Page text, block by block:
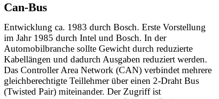
Can-Bus
Entwicklung ca. 1983 durch Bosch. Erste Vorstellung
im Jahr 1985 durch Intel und Bosch. In der
Automobilbranche sollte Gewicht durch reduzierte
Kabellängen und dadurch Ausgaben reduziert werden.
Das Controller Area Network (CAN) verbindet mehrere
gleichberechtigte Teillehmer über einen 2-Draht Bus
(Twisted Pair) miteinander. Der Zugriff ist